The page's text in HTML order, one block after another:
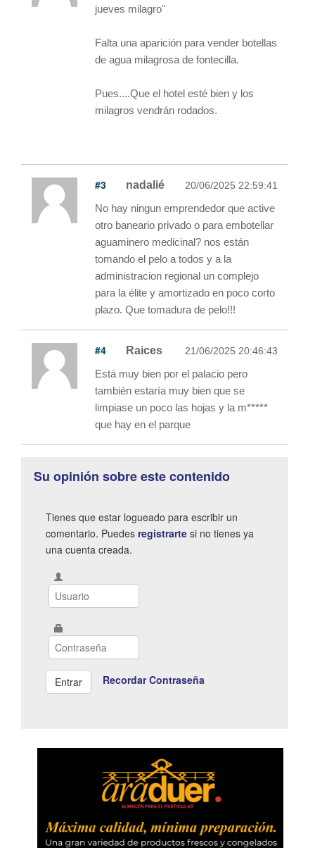
jueves milagro"
Falta una aparición para vender botellas
de agua milagrosa de fontecilla.
Pues....Que el hotel esté bien y los
milagros vendrán rodados.
#3 nadalié 20/06/2025 22:59:41
No hay ningun emprendedor que active
otro baneario privado o para embotellar
aguaminero medicinal? nos están
tomando el pelo a todos y a la
administracion regional un complejo
para la élite y amortizado en poco corto
plazo. Que tomadura de pelo!!!
#4 Raices 21/06/2025 20:46:43
Está muy bien por el palacio pero
también estaría muy bien que se
limpiase un poco las hojas y la m*****
que hay en el parque
Su opinión sobre este contenido
Tienes que estar logueado para escribir un
comentario. Puedes registrarte si no tienes ya
una cuenta creada.
Recordar Contraseña